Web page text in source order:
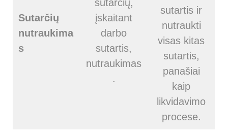
Sutarčių
nutraukima
s
sutarčių,
įskaitant
darbo
sutartis,
nutraukimas
.
sutartis ir
nutraukti
visas kitas
sutartis,
panašiai
kaip
likvidavimo
procese.